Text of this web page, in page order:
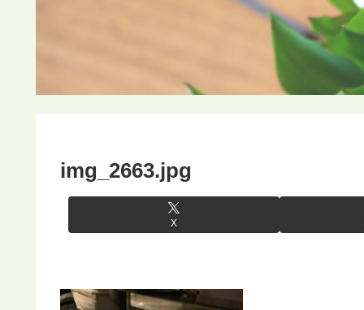
img_2663.jpg
X